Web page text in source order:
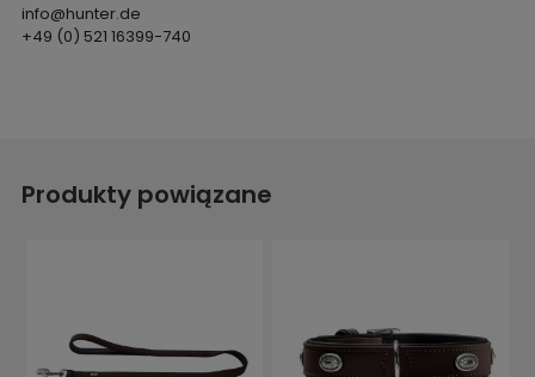
info@hunter.de
+49 (0) 521 16399-740
Produkty powiązane